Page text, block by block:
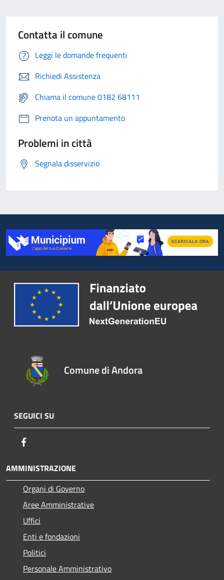
Contatta il comune
Leggi le domande frequenti
Richiedi Assistenza
Chiama il comune 0182 68111
Prenota un appuntamento
Problemi in città
Segnala disservizio
Comune di Andora
SEGUICI SU
AMMINISTRAZIONE
Organi di Governo
Aree Amministrative
Uffici
Enti e fondazioni
Politici
Personale Amministrativo